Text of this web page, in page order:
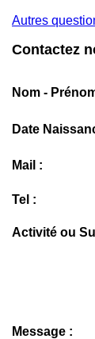
Autres
Contactez
Nom -
Date
Mail :
Tel :
Activité ou
Message :